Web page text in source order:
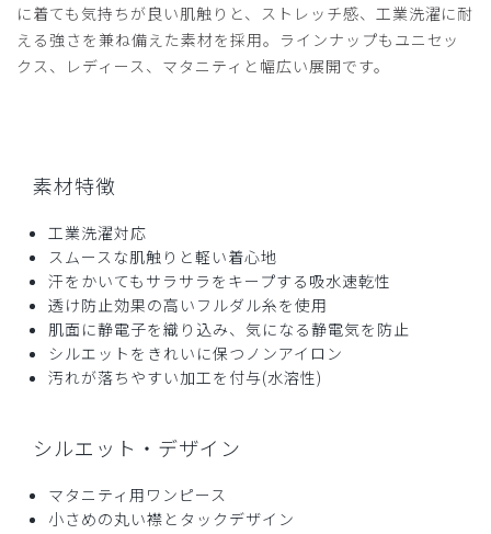
に着ても気持ちが良い肌触りと、ストレッチ感、工業洗濯に耐
える強さを兼ね備えた素材を採用。ラインナップもユニセッ
クス、レディース、マタニティと幅広い展開です。
素材特徴
工業洗濯対応
スムースな肌触りと軽い着心地
汗をかいてもサラサラをキープする吸水速乾性
透け防止効果の高いフルダル糸を使用
肌面に静電子を織り込み、気になる静電気を防止
シルエットをきれいに保つノンアイロン
汚れが落ちやすい加工を付与(水溶性)
シルエット・デザイン
マタニティ用ワンピース
小さめの丸い襟とタックデザイン